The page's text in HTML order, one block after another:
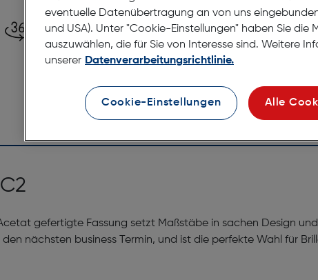
gefertigte Fassung setzt Maßstäbe in sachen Design
nächsten business Termin, und ist die perfekte Wahl für
eventuelle Datenübertragung an von uns
und USA). Unter "Cookie-Einstellungen" haben Sie die
auszuwählen, die für Sie von Interesse sind. Weitere
unserer Datenverarbeitungsrichtlinie.
Cookie-Einstellungen Alle